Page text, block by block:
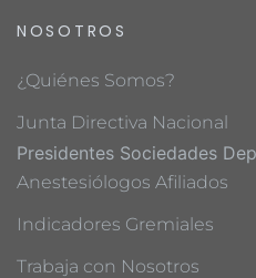
NOSOTROS
¿Quiénes Somos?
Junta Directiva Nacional
Presidentes Sociedades
Anestesiólogos Afiliados
Indicadores Gremiales
Trabaja con Nosotros